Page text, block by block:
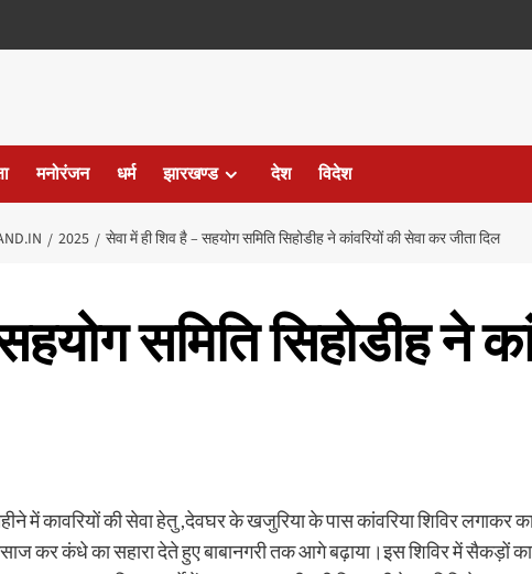
मनोरंजन धर्म झारखण्ड देश विदेश
2025 सेवा में ही शिव है – सहयोग समिति सिहोडीह ने कांवरियों की सेवा कर जीता दिल
समिति सिहोडीह ने
में कावरियों की सेवा हेतु ,देवघर के खजुरिया के पास कांवरिया शिविर
कर कंधे का सहारा देते हुए बाबानगरी तक आगे बढ़ाया।इस शिविर में सैकड़ों